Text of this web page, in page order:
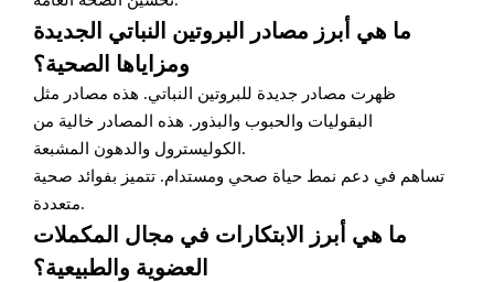
ما هي أبرز مصادر البروتين النباتي الجديدة
ومزاياها الصحية؟
ظهرت مصادر جديدة للبروتين النباتي. هذه مصادر مثل
البقوليات والحبوب والبذور. هذه المصادر خالية من
الكوليسترول والدهون المشبعة.
تساهم في دعم نمط حياة صحي ومستدام. تتميز بفوائد صحية
متعددة.
ما هي أبرز الابتكارات في مجال المكملات
العضوية والطبيعية؟